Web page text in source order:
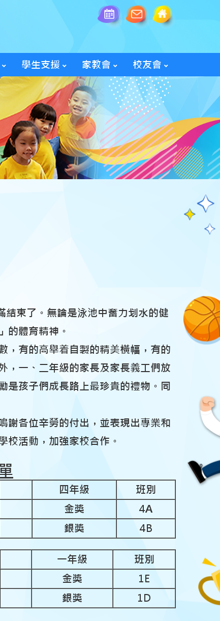
學生支援 家教會 校友會
束了。無論是泳池中奮力划水的健
的體育精神。
，有的高舉着自製的精美橫幅，有的
，一、二年級的家長及家長義工們放
是孩子們成長路上最珍貴的禮物。同
謝各位辛勞的付出，並表現出專業和
校活動，加強家校合作。
四年級
班別
金獎
4A
銀獎 4B
一年級
班別
金獎
1E
銀獎 1D